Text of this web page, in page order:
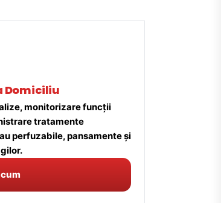
Domiciliu
monitorizare funcții
tratamente
perfuzabile, pansamente și